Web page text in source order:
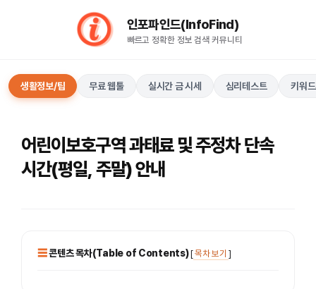
인포파인드(InfoFind)​​​​
빠르고 정확한 정보 검색 커뮤니티
생활정보/팁 무료 웹툴 실시간 금 시세 심리테스트 키워
어린이보호구역 과태료 및 주정차 단속
시간(평일, 주말) 안내
콘텐츠 목차(Table of Contents)[목차 보기 ]